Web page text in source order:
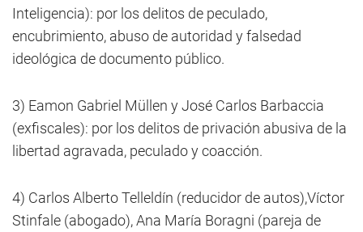
Inteligencia): por los delitos de peculado,
encubrimiento, abuso de autoridad y falsedad
ideológica de documento público.
3) Eamon Gabriel Müllen y José Carlos Barbaccia
(exfiscales): por los delitos de privación abusiva de la
libertad agravada, peculado y coacción.
4) Carlos Alberto Telleldín (reducidor de autos),Víctor
Stinfale (abogado), Ana María Boragni (pareja de